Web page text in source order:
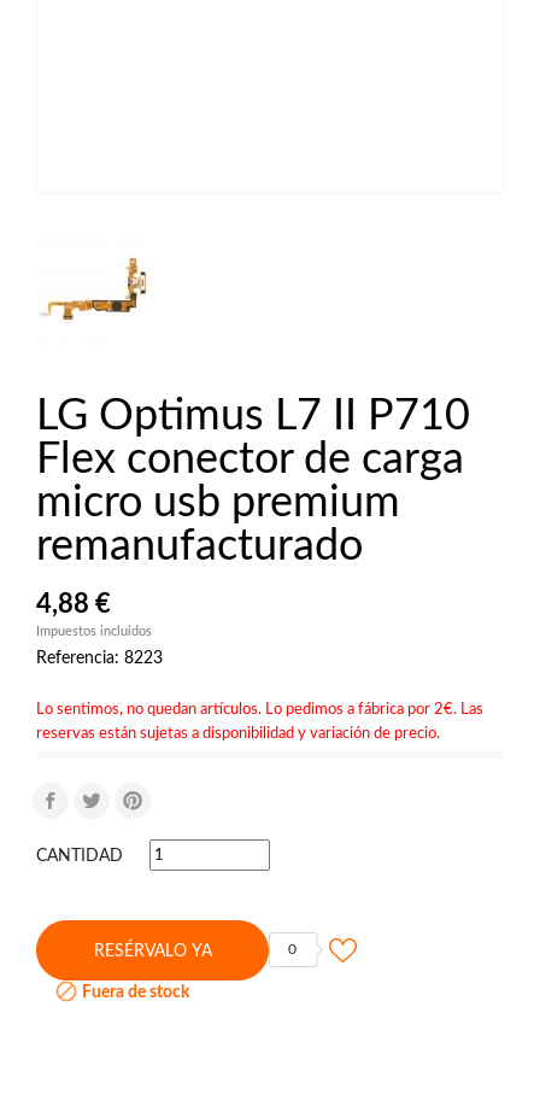
LG Optimus L7 II P710
Flex conector de carga
micro usb premium
remanufacturado
4,88 €
Impuestos incluidos
Referencia: 8223
Lo sentimos, no quedan artículos. Lo pedimos a fábrica por 2€. Las
reservas están sujetas a disponibilidad y variación de precio.
CANTIDAD
RESÉRVALO YA 0
 Fuera de stock